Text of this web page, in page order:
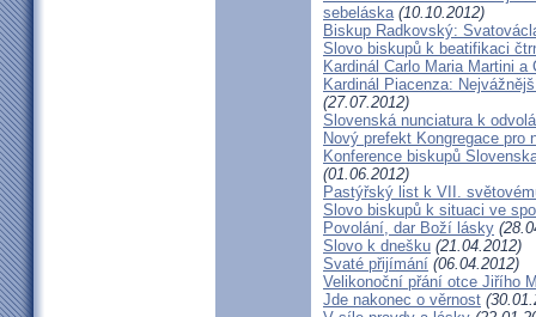
sebeláska(10.10.2012)
Biskup Radkovský:
Slovo biskupů k beatifikaci
Kardinál Carlo Maria Martini
Kardinál Piacenza:
(27.07.2012)
Slovenská nunciatura k
Nový prefekt Kongregace pro
Konference biskupů
(01.06.2012)
Pastýřský list k VII.
Slovo biskupů k situaci ve
Povolání, dar Boží lásky
Slovo k dnešku (21.04.2012)
Svaté přijímání (06.04.2012)
Velikonoční přání otce Jiřího
Jde nakonec o věrnost